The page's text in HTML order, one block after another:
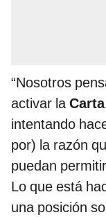
“Nosotros
activar la
intentando
por) la razón
puedan
Lo que está
una posición